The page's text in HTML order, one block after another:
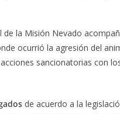
de la Misión Nevado
ocurrió la agresión del
sancionatorias con
de acuerdo a la